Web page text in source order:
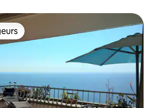
les plus appréciés